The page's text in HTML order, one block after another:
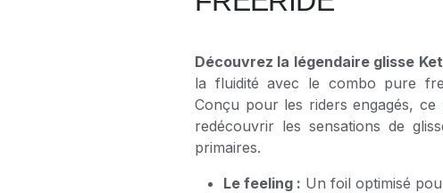
Découvrez la légendaire glisse
la fluidité avec le combo pure
Conçu pour les riders engagés,
redécouvrir les sensations de
primaires.
Le feeling : Un foil optimisé